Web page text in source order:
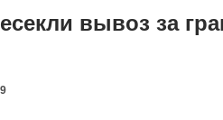
вывоз за